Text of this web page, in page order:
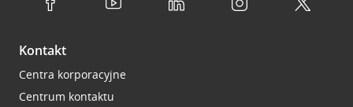
Kontakt
Centra korporacyjne
Centrum kontaktu